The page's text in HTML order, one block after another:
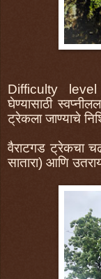
Difficulty level
घेण्यासाठी
ट्रेकला जाण्याचे
वैराटगड ट्रेकचा
सातारा) आणि